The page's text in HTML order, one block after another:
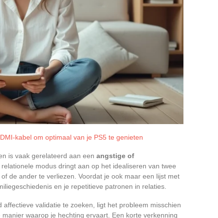
kabel om optimaal van je PS5 te genieten
is vaak gerelateerd aan een angstige of
modus dringt aan op het idealiseren van twee
de ander te verliezen. Voordat je ook maar een lijst met
en je repetitieve patronen in relaties.
validatie te zoeken, ligt het probleem misschien
waarop je hechting ervaart. Een korte verkenning